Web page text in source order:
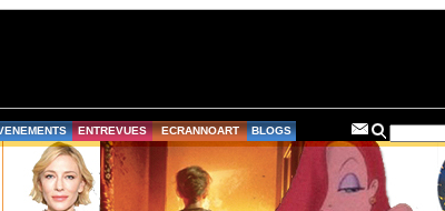
ENTREVUES ECRANNOART BLOGS